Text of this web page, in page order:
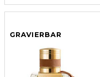
GRAVIERBAR